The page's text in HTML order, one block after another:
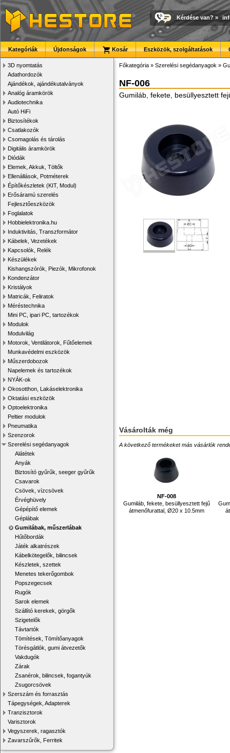
Kérdése van? »
Kategóriák Újdonságok Kosár Eszközök, szolgáltatások
3D nyomtatás
Adathordozók
Ajándékok, ajándékutalványok
Analóg áramkörök
Audiotechnika
Autó HiFi
Biztosítékok
Csatlakozók
Csomagolás és tárolás
Digitális áramkörök
Diódák
Elemek, Akkuk, Töltők
Ellenállások, Potméterek
Építőkészletek (KIT, Modul)
Erősáramú szerelés
Fejlesztőeszközök
Foglalatok
Hobbielektronika.hu
Induktivitás, Transzformátor
Kábelek, Vezetékek
Kapcsolók, Relék
Készülékek
Kishangszórók, Piezók, Mikrofonok
Kondenzátor
Kristályok
Matricák, Feliratok
Méréstechnika
Mini PC, ipari PC, tartozékok
Modulok
Modulvilág
Motorok, Ventilátorok, Fűtőelemek
Munkavédelmi eszközök
Műszerdobozok
Napelemek és tartozékok
NYÁK-ok
Okosotthon, Lakáselektronika
Oktatási eszközök
Optoelektronika
Peltier modulok
Pneumatika
Szenzorok
Szerelési segédanyagok
Alátétek
Anyák
Biztosító gyűrűk, seeger gyűrűk
Csavarok
Csövek, vízcsövek
Érvéghüvely
Gépépítő elemek
Géplábak
Gumilábak, műszerlábak
Hűtőbordák
Játék alkatrészek
Kábelkötegelők, bilincsek
Készletek, szettek
Menetes tekerőgombok
Popszegecsek
Rugók
Sarok elemek
Szállító kerekek, görgők
Szigetelők
Távtartók
Tömítések, Tömítőanyagok
Törésgátlók, gumi átvezetők
Vakdugók
Zárak
Zsanérok, bilincsek, fogantyúk
Zsugorcsövek
Szerszám és forrasztás
Tápegységek, Adapterek
Tranzisztorok
Varisztorok
Vegyszerek, ragasztók
Zavarszűrők, Ferritek
Főkategória » Szerelési segédanyagok »
NF-006
Gumiláb, fekete, besüllyesztett
Vásárolták még
A következő termékeket más vásárlók
NF-008
Gumiláb, fekete, besüllyesztett fejű
átmenőfurattal, Ø20 x 10.5mm